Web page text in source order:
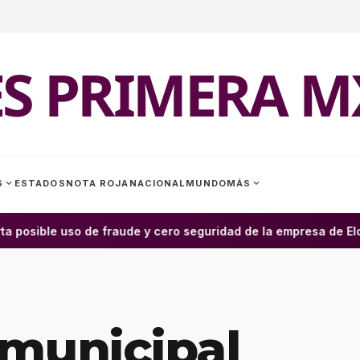
PRIMERA
expand_more ESTADOS NOTA ROJA NACIONAL MUNDOMÁS expand_more
uso de fraude y cero seguridad de la empresa de Elon